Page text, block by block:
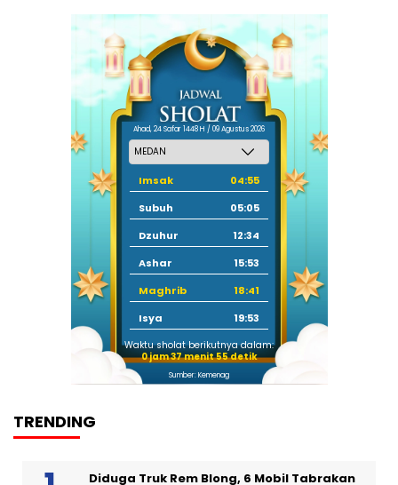
Ahad, 24 Safar 1448 H / 09 Agustus 2026
Imsak
04:55
Subuh
05:05
Dzuhur
12:34
Ashar
15:53
Maghrib
18:41
Isya
19:53
Waktu sholat berikutnya dalam:
0 jam 37 menit 55 detik
Sumber: Kemenag
TRENDING
Diduga Truk Rem Blong, 6 Mobil Tabrakan